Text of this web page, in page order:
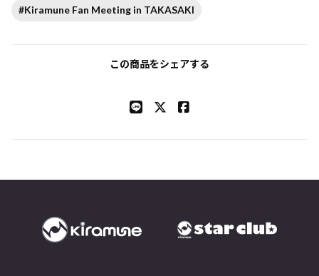
#Kiramune Fan Meeting in TAKASAKI
この商品をシェアする